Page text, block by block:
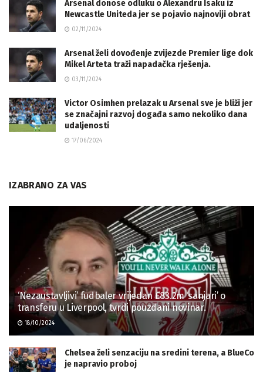
Arsenal donose odluku o Alexandru Isaku iz
Newcastle Uniteda jer se pojavio najnoviji obrat
02/11/2024
Arsenal želi dovođenje zvijezde Premier lige dok
Mikel Arteta traži napadačka rješenja.
03/11/2024
Victor Osimhen prelazak u Arsenal sve je bliži jer
se značajni razvoj događa samo nekoliko dana
udaljenosti
17/06/2024
IZABRANO ZA VAS
‘Nezaustavljivi’ fudbaler vrijedan £83.2m ‘sanjari’ o
transferu u Liverpool, tvrdi pouzdani novinar.
18/10/2024
Chelsea želi senzaciju na sredini terena, a BlueCo
je napravio proboj